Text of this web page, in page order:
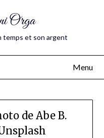
Orga
temps et son argent
Menu
de Abe B.